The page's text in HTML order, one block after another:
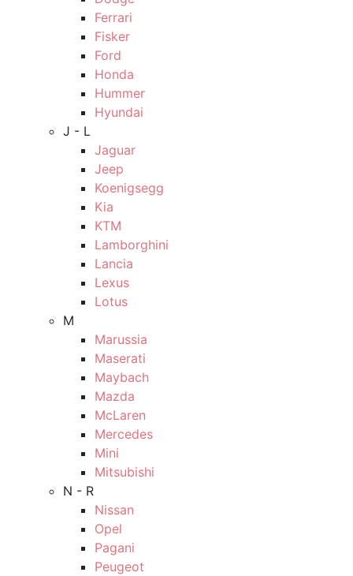
Ferrari
Fisker
Ford
Honda
Hummer
Hyundai
J - L
Jaguar
Jeep
Koenigsegg
Kia
KTM
Lamborghini
Lancia
Lexus
Lotus
M
Marussia
Maserati
Maybach
Mazda
McLaren
Mercedes
Mini
Mitsubishi
N - R
Nissan
Opel
Pagani
Peugeot